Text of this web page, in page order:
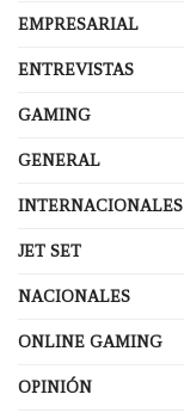
EMPRESARIAL
ENTREVISTAS
GAMING
GENERAL
INTERNACIONALES
JET SET
NACIONALES
ONLINE GAMING
OPINIÓN